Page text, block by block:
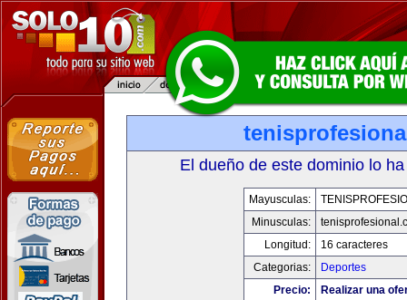
El dueño de este dominio lo
Mayusculas:
Minusculas:
Longitud:
16 caracteres
Categorias:
Deportes
Precio:
Realizar una